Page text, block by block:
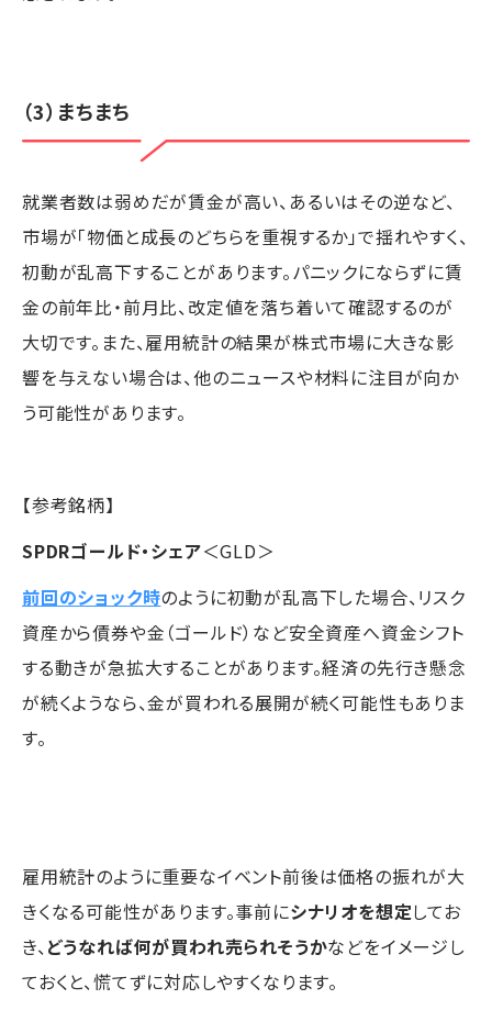
（3）まちまち
就業者数は弱めだが賃金が高い、あるいはその逆など、
市場が「物価と成長のどちらを重視するか」で揺れやすく、
初動が乱高下することがあります。パニックにならずに賃
金の前年比・前月比、改定値を落ち着いて確認するのが
大切です。また、雇用統計の結果が株式市場に大きな影
響を与えない場合は、他のニュースや材料に注目が向か
う可能性があります。
【参考銘柄】
SPDRゴールド・シェア＜GLD＞
前回のショック時のように初動が乱高下した場合、リスク
資産から債券や金（ゴールド）など安全資産へ資金シフト
する動きが急拡大することがあります。経済の先行き懸念
が続くようなら、金が買われる展開が続く可能性もありま
す。
雇用統計のように重要なイベント前後は価格の振れが大
きくなる可能性があります。事前にシナリオを想定してお
き、どうなれば何が買われ売られそうかなどをイメージし
ておくと、慌てずに対応しやすくなります。